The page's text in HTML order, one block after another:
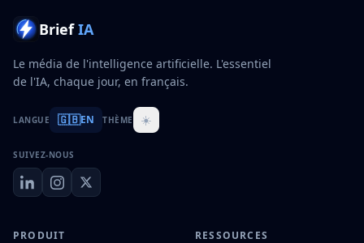
Brief IA
Le média de l'intelligence artificielle. L'essentiel
de l'IA, chaque jour, en français.
LANGUE 🇬🇧EN THÈME ☀️
SUIVEZ-NOUS
PRODUIT RESSOURCES